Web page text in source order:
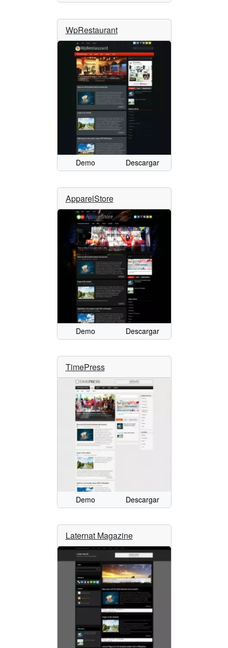
WpRestaurant
Demo Descargar
ApparelStore
Demo Descargar
TimePress
Demo Descargar
Laternat Magazine